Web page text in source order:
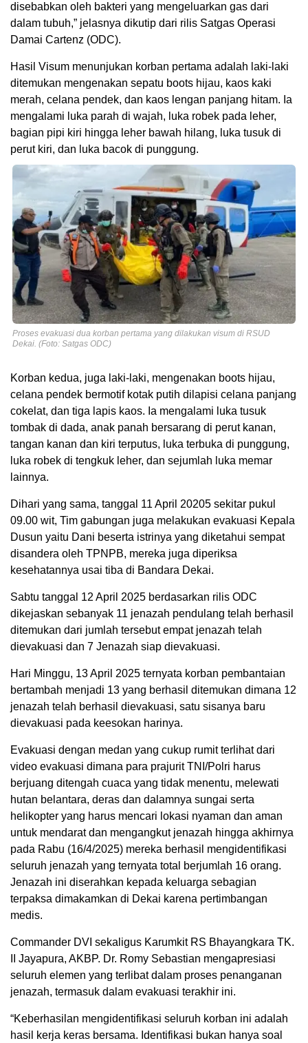
disebabkan oleh bakteri yang mengeluarkan gas dari
dalam tubuh,” jelasnya dikutip dari rilis Satgas Operasi
Damai Cartenz (ODC).
Hasil Visum menunjukan korban pertama adalah laki-laki
ditemukan mengenakan sepatu boots hijau, kaos kaki
merah, celana pendek, dan kaos lengan panjang hitam. Ia
mengalami luka parah di wajah, luka robek pada leher,
bagian pipi kiri hingga leher bawah hilang, luka tusuk di
perut kiri, dan luka bacok di punggung.
Proses evakuasi dua korban pertama yang dilakukan visum di RSUD
Dekai. (Foto: Satgas ODC)
Korban kedua, juga laki-laki, mengenakan boots hijau,
celana pendek bermotif kotak putih dilapisi celana panjang
cokelat, dan tiga lapis kaos. Ia mengalami luka tusuk
tombak di dada, anak panah bersarang di perut kanan,
tangan kanan dan kiri terputus, luka terbuka di punggung,
luka robek di tengkuk leher, dan sejumlah luka memar
lainnya.
Dihari yang sama, tanggal 11 April 20205 sekitar pukul
09.00 wit, Tim gabungan juga melakukan evakuasi Kepala
Dusun yaitu Dani beserta istrinya yang diketahui sempat
disandera oleh TPNPB, mereka juga diperiksa
kesehatannya usai tiba di Bandara Dekai.
Sabtu tanggal 12 April 2025 berdasarkan rilis ODC
dikejaskan sebanyak 11 jenazah pendulang telah berhasil
ditemukan dari jumlah tersebut empat jenazah telah
dievakuasi dan 7 Jenazah siap dievakuasi.
Hari Minggu, 13 April 2025 ternyata korban pembantaian
bertambah menjadi 13 yang berhasil ditemukan dimana 12
jenazah telah berhasil dievakuasi, satu sisanya baru
dievakuasi pada keesokan harinya.
Evakuasi dengan medan yang cukup rumit terlihat dari
video evakuasi dimana para prajurit TNI/Polri harus
berjuang ditengah cuaca yang tidak menentu, melewati
hutan belantara, deras dan dalamnya sungai serta
helikopter yang harus mencari lokasi nyaman dan aman
untuk mendarat dan mengangkut jenazah hingga akhirnya
pada Rabu (16/4/2025) mereka berhasil mengidentifikasi
seluruh jenazah yang ternyata total berjumlah 16 orang.
Jenazah ini diserahkan kepada keluarga sebagian
terpaksa dimakamkan di Dekai karena pertimbangan
medis.
Commander DVI sekaligus Karumkit RS Bhayangkara TK.
II Jayapura, AKBP. Dr. Romy Sebastian mengapresiasi
seluruh elemen yang terlibat dalam proses penanganan
jenazah, termasuk dalam evakuasi terakhir ini.
“Keberhasilan mengidentifikasi seluruh korban ini adalah
hasil kerja keras bersama. Identifikasi bukan hanya soal